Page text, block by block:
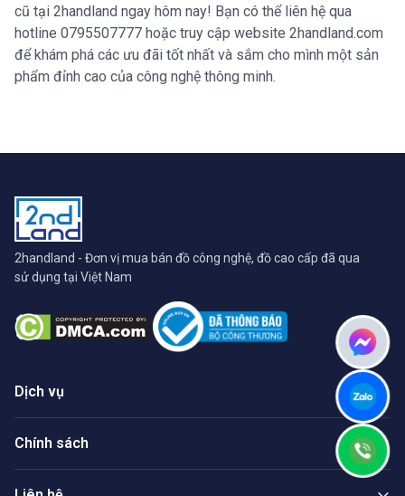
cũ tại 2handland ngay hôm nay! Bạn có thể liên hệ qua
hotline 0795507777 hoặc truy cập website 2handland.com
để khám phá các ưu đãi tốt nhất và sắm cho mình một sản
phẩm đỉnh cao của công nghệ thông minh.
2handland - Đơn vị mua bán đồ công nghệ, đồ cao cấp đã qua
sử dụng tại Việt Nam
Dịch vụ
Chính sách